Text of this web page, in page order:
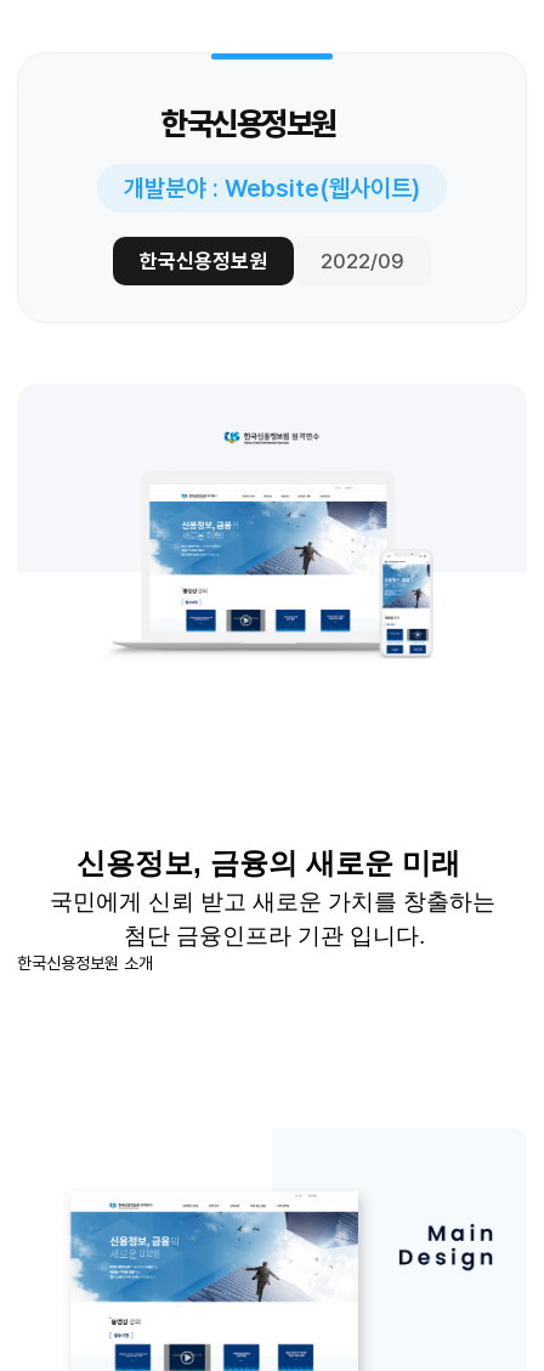
한국신용정보원
개발분야 : Website(웹사이트)
한국신용정보원 2022/09
신용정보, 금융의 새로운 미래
국민에게 신뢰 받고 새로운 가치를 창출하는
첨단 금융인프라 기관 입니다.
한국신용정보원 소개